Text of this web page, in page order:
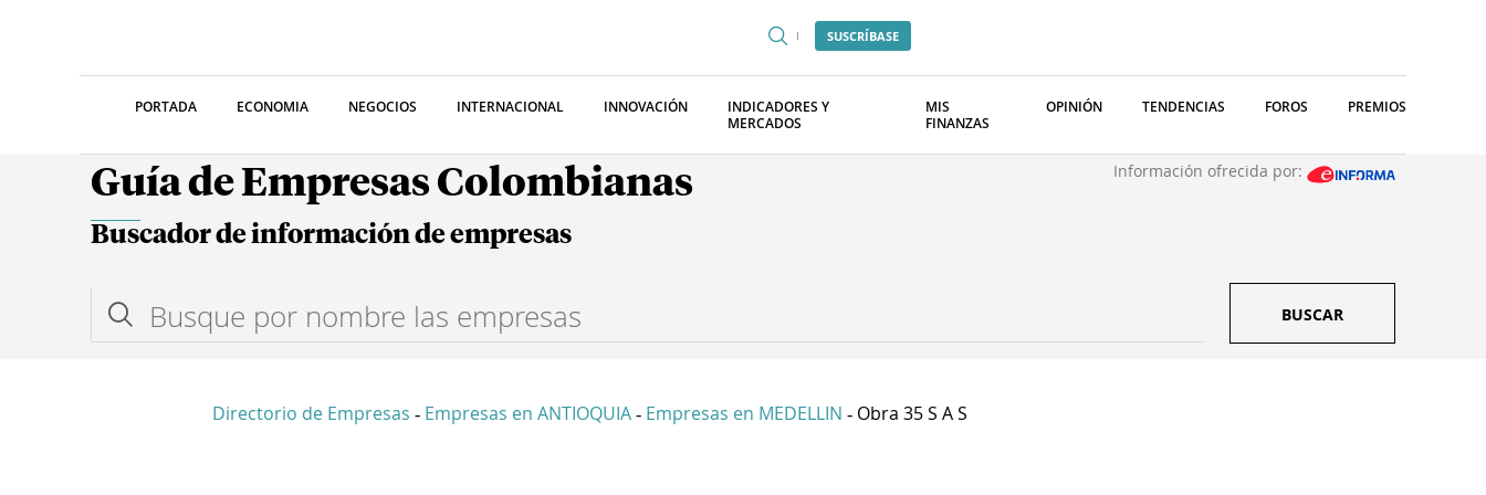
SUSCRÍBASE
PORTADA ECONOMIA NEGOCIOS INTERNACIONAL INNOVACIÓN
INDICADORES Y
MERCADOS
MIS
FINANZAS
OPINIÓN TENDENCIAS FOROS PREMIOS
Guía de Empresas Colombianas Información ofrecida por:
Buscador de información de empresas
BUSCAR
Directorio de Empresas - Empresas en ANTIOQUIA - Empresas en MEDELLIN - Obra 35 S A S